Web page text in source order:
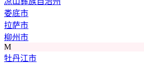
娄底市
拉萨市
柳州市
M
牡丹江市